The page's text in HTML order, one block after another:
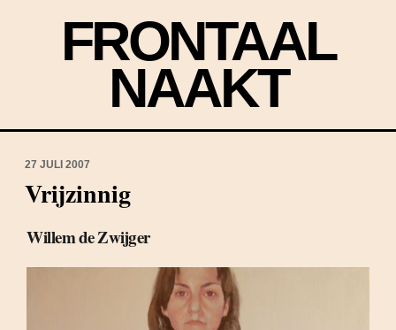
FRONTAAL
NAAKT
27 JULI 2007
Vrijzinnig
Willem de Zwijger